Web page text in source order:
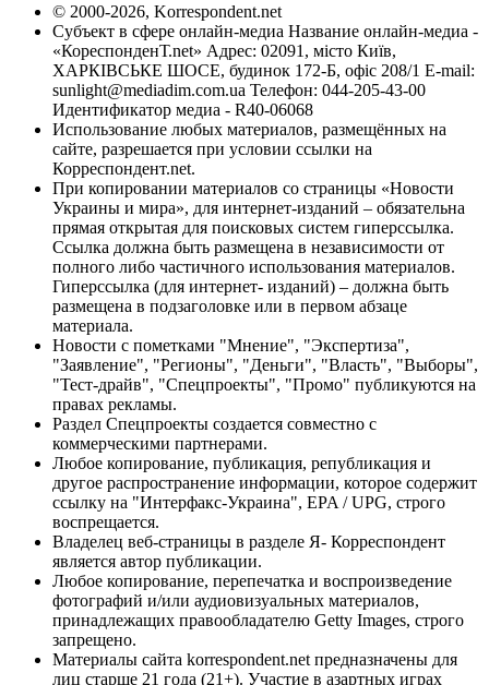
© 2000-2026, Korrespondent.net
Субъект в сфере онлайн-медиа Название онлайн-медиа -
«КореспонденТ.net» Адрес: 02091, місто Київ,
ХАРКІВСЬКЕ ШОСЕ, будинок 172-Б, офіс 208/1 E-mail:
sunlight@mediadim.com.ua Телефон: 044-205-43-00
Идентификатор медиа - R40-06068
Использование любых материалов, размещённых на
сайте, разрешается при условии ссылки на
Корреспондент.net.
При копировании материалов со страницы «Новости
Украины и мира», для интернет-изданий – обязательна
прямая открытая для поисковых систем гиперссылка.
Ссылка должна быть размещена в независимости от
полного либо частичного использования материалов.
Гиперссылка (для интернет- изданий) – должна быть
размещена в подзаголовке или в первом абзаце
материала.
Новости с пометками "Мнение", "Экспертиза",
"Заявление", "Регионы", "Деньги", "Власть", "Выборы",
"Тест-драйв", "Спецпроекты", "Промо" публикуются на
правах рекламы.
Раздел Спецпроекты создается совместно с
коммерческими партнерами.
Любое копирование, публикация, републикация и
другое распространение информации, которое содержит
ссылку на "Интерфакс-Украина", EPA / UPG, строго
воспрещается.
Владелец веб-страницы в разделе Я- Корреспондент
является автор публикации.
Любое копирование, перепечатка и воспроизведение
фотографий и/или аудиовизуальных материалов,
принадлежащих правообладателю Getty Images, строго
запрещено.
Материалы сайта korrespondent.net предназначены для
лиц старше 21 года (21+). Участие в азартных играх